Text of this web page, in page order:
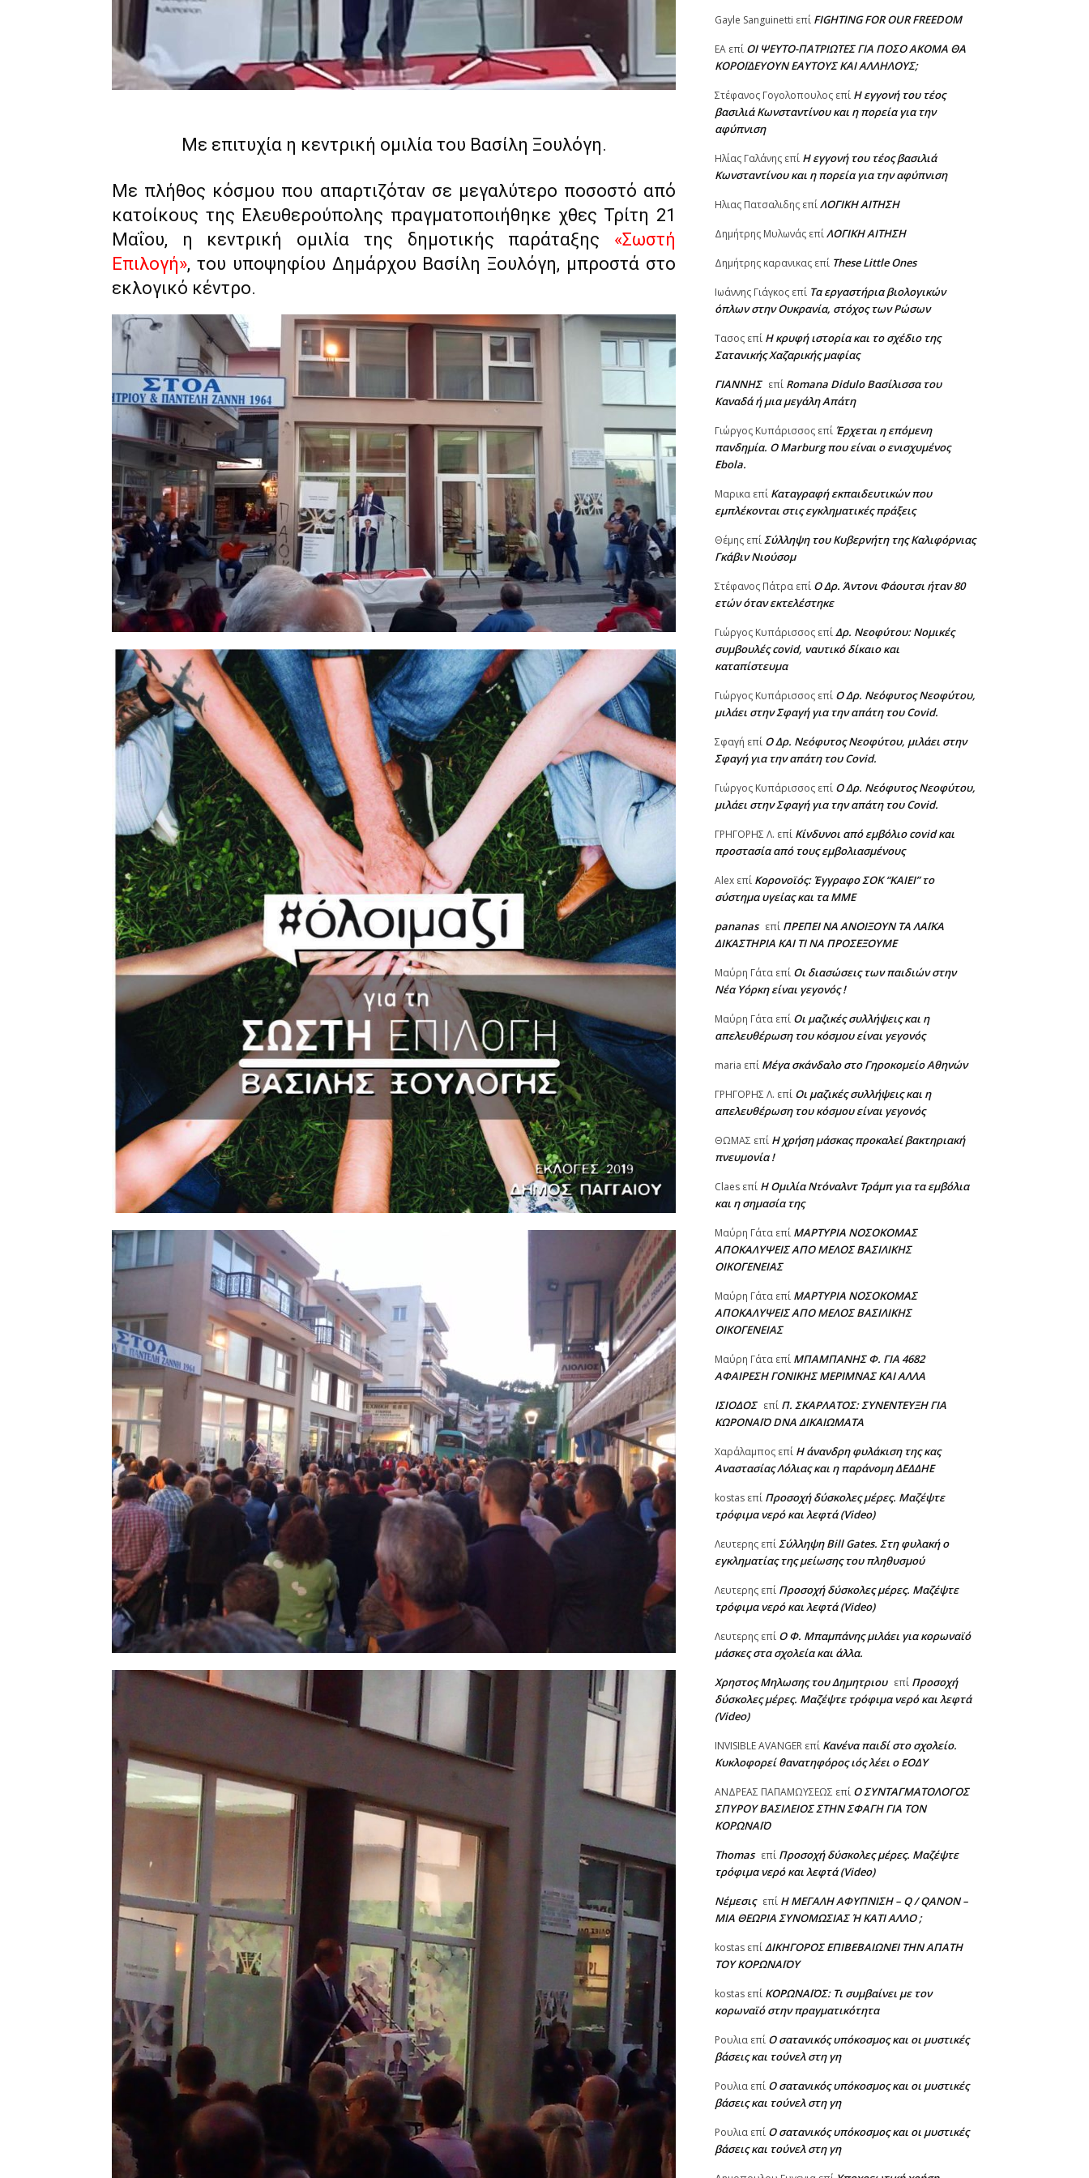
Με επιτυχία η κεντρική ομιλία του Βασίλη Ξουλόγη.
Με πλήθος κόσμου που απαρτιζόταν σε μεγαλύτερο ποσοστό από
κατοίκους της Ελευθερούπολης πραγματοποιήθηκε χθες Τρίτη 21
Μαΐου, η κεντρική ομιλία της δημοτικής παράταξης «Σωστή
Επιλογή», του υποψηφίου Δημάρχου Βασίλη Ξουλόγη, μπροστά στο
εκλογικό κέντρο.
Gayle Sanguinetti επί FIGHTING FOR OUR FREEDOM
ΕΑ επί ΟΙ ΨΕΥΤΟ-ΠΑΤΡΙΩΤΕΣ ΓΙΑ ΠΟΣΟ ΑΚΟΜΑ ΘΑ
ΚΟΡΟΪΔΕΥΟΥΝ ΕΑΥΤΟΥΣ ΚΑΙ ΑΛΛΗΛΟΥΣ;
Στέφανος Γογολοπουλος επί Η εγγονή του τέος
βασιλιά Κωνσταντίνου και η πορεία για την
αφύπνιση
Ηλίας Γαλάνης επί Η εγγονή του τέος βασιλιά
Κωνσταντίνου και η πορεία για την αφύπνιση
Ηλιας Πατσαλιδης επίΛΟΓΙΚΗ ΑΙΤΗΣΗ
Δημήτρης Μυλωνάς επίΛΟΓΙΚΗ ΑΙΤΗΣΗ
Δημήτρης καρανικας επί These Little Ones
Ιωάννης Γιάγκος επί Τα εργαστήρια βιολογικών
όπλων στην Ουκρανία, στόχος των Ρώσων
Τασος επί Η κρυφή ιστορία και το σχέδιο της
Σατανικής Χαζαρικής μαφίας
ΓΙΑΝΝΗΣ επί Romana Didulo Βασίλισσα του
Καναδά ή μια μεγάλη Απάτη
Γιώργος Κυπάρισσος επί Έρχεται η επόμενη
πανδημία. Ο Marburg που είναι ο ενισχυμένος
Ebola.
Μαρικα επί Καταγραφή εκπαιδευτικών που
εμπλέκονται στις εγκληματικές πράξεις
Θέμης επίΣύλληψη του Κυβερνήτη της Καλιφόρνιας
Γκάβιν Νιούσομ
Στέφανος Πάτρα επί Ο Δρ. Άντονι Φάουτσι ήταν 80
ετών όταν εκτελέστηκε
Γιώργος Κυπάρισσος επίΔρ. Νεοφύτου: Νομικές
συμβουλές covid, ναυτικό δίκαιο και
καταπίστευμα
Γιώργος Κυπάρισσος επί Ο Δρ. Νεόφυτος Νεοφύτου,
μιλάει στην Σφαγή για την απάτη του Covid.
Σφαγή επί Ο Δρ. Νεόφυτος Νεοφύτου, μιλάει στην
Σφαγή για την απάτη του Covid.
Γιώργος Κυπάρισσος επί Ο Δρ. Νεόφυτος Νεοφύτου,
μιλάει στην Σφαγή για την απάτη του Covid.
ΓΡΗΓΟΡΗΣ Λ. επί Κίνδυνοι από εμβόλιο covid και
προστασία από τους εμβολιασμένους
Alex επί Κορονοϊός: Έγγραφο ΣΟΚ “ΚΑΙΕΙ” το
σύστημα υγείας και τα ΜΜΕ
pananas επί ΠΡΕΠΕΙ ΝΑ ΑΝΟΙΞΟΥΝ ΤΑ ΛΑΪΚΑ
ΔΙΚΑΣΤΗΡΙΑ ΚΑΙ ΤΙ ΝΑ ΠΡΟΣΕΞΟΥΜΕ
Μαύρη Γάτα επί Οι διασώσεις των παιδιών στην
Νέα Υόρκη είναι γεγονός !
Μαύρη Γάτα επί Οι μαζικές συλλήψεις και η
απελευθέρωση του κόσμου είναι γεγονός
maria επί Μέγα σκάνδαλο στο Γηροκομείο Αθηνών
ΓΡΗΓΟΡΗΣ Λ. επί Οι μαζικές συλλήψεις και η
απελευθέρωση του κόσμου είναι γεγονός
ΘΩΜΑΣ επί Η χρήση μάσκας προκαλεί βακτηριακή
πνευμονία !
Claes επί Η Ομιλία Ντόναλντ Τράμπ για τα εμβόλια
και η σημασία της
Μαύρη Γάτα επί ΜΑΡΤΥΡΙΑ ΝΟΣΟΚΟΜΑΣ
ΑΠΟΚΑΛΥΨΕΙΣ ΑΠΟ ΜΕΛΟΣ ΒΑΣΙΛΙΚΗΣ
ΟΙΚΟΓΕΝΕΙΑΣ
Μαύρη Γάτα επί ΜΑΡΤΥΡΙΑ ΝΟΣΟΚΟΜΑΣ
ΑΠΟΚΑΛΥΨΕΙΣ ΑΠΟ ΜΕΛΟΣ ΒΑΣΙΛΙΚΗΣ
ΟΙΚΟΓΕΝΕΙΑΣ
Μαύρη Γάτα επί ΜΠΑΜΠΑΝΗΣ Φ. ΓΙΑ 4682
ΑΦΑΙΡΕΣΗ ΓΟΝΙΚΗΣ ΜΕΡΙΜΝΑΣ ΚΑΙ ΑΛΛΑ
ΙΣΙΟΔΟΣ επί Π. ΣΚΑΡΛΑΤΟΣ: ΣΥΝΕΝΤΕΥΞΗ ΓΙΑ
ΚΩΡΟΝΑΪΟ DNA ΔΙΚΑΙΩΜΑΤΑ
Χαράλαμπος επί Η άνανδρη φυλάκιση της κας
Αναστασίας Λόλιας και η παράνομη ΔΕΔΔΗΕ
kostas επί Προσοχή δύσκολες μέρες. Μαζέψτε
τρόφιμα νερό και λεφτά (Video)
Λευτερης επίΣύλληψη Bill Gates. Στη φυλακή ο
εγκληματίας της μείωσης του πληθυσμού
Λευτερης επί Προσοχή δύσκολες μέρες. Μαζέψτε
τρόφιμα νερό και λεφτά (Video)
Λευτερης επί Ο Φ. Μπαμπάνης μιλάει για κορωναϊό
μάσκες στα σχολεία και άλλα.
Χρηστος Μηλωσης του Δημητριου επί Προσοχή
δύσκολες μέρες. Μαζέψτε τρόφιμα νερό και λεφτά
(Video)
INVISIBLE AVANGER επί Κανένα παιδί στο σχολείο.
Κυκλοφορεί θανατηφόρος ιός λέει ο ΕΟΔΥ
ΑΝΔΡΕΑΣ ΠΑΠΑΜΩΥΣΕΩΣ επί Ο ΣΥΝΤΑΓΜΑΤΟΛΟΓΟΣ
ΣΠΥΡΟΥ ΒΑΣΙΛΕΙΟΣ ΣΤΗΝ ΣΦΑΓΗ ΓΙΑ ΤΟΝ
ΚΟΡΩΝΑΪΟ
Thomas επί Προσοχή δύσκολες μέρες. Μαζέψτε
τρόφιμα νερό και λεφτά (Video)
Νέμεσις επί Η ΜΕΓΑΛΗ ΑΦΥΠΝΙΣΗ – Q / QANON –
ΜΙΑ ΘΕΩΡΙΑ ΣΥΝΟΜΩΣΙΑΣ Ή ΚΑΤΙ ΑΛΛΟ ;
kostas επίΔΙΚΗΓΟΡΟΣ ΕΠΙΒΕΒΑΙΩΝΕΙ ΤΗΝ ΑΠΑΤΗ
ΤΟΥ ΚΟΡΩΝΑΪΟΥ
kostas επί ΚΟΡΩΝΑΪΟΣ: Τι συμβαίνει με τον
κορωναϊό στην πραγματικότητα
Ρουλια επί Ο σατανικός υπόκοσμος και οι μυστικές
βάσεις και τούνελ στη γη
Ρουλια επί Ο σατανικός υπόκοσμος και οι μυστικές
βάσεις και τούνελ στη γη
Ρουλια επί Ο σατανικός υπόκοσμος και οι μυστικές
βάσεις και τούνελ στη γη